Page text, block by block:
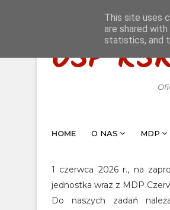
OSP
HOME O NAS MDP
1 czerwca 2026 r., na
jednostka wraz z MDP
Do naszych zadań
This site uses
are shared
statistics, and